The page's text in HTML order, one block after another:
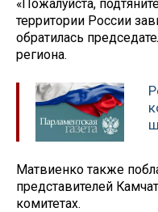
«Пожалуйста,
территории России
обратилась
региона.
Матвиенко также
представителей
комитетах.